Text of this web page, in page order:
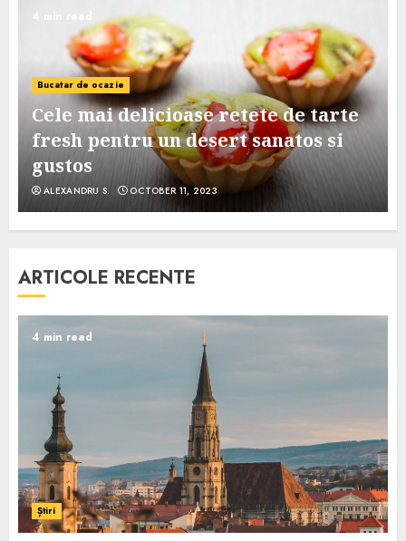
4 min read
Bucatar de ocazie
Cele mai delicioase retete de tarte
fresh pentru un desert sanatos si
gustos
ALEXANDRU S. OCTOBER 11, 2023
ARTICOLE RECENTE
4 min read
Știri